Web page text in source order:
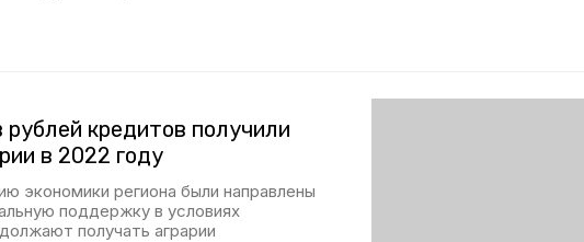
кредитов получили
в 2022 году
экономики региона были направлены
поддержку в условиях
получать аграрии